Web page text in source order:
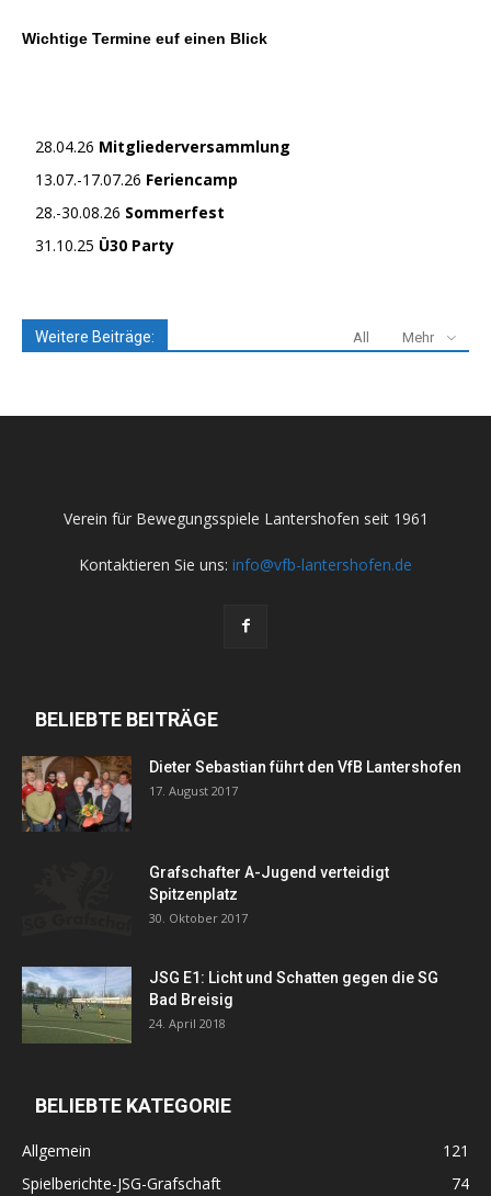
Wichtige Termine euf einen Blick
28.04.26 Mitgliederversammlung
13.07.-17.07.26 Feriencamp
28.-30.08.26 Sommerfest
31.10.25 Ü30 Party
Weitere Beiträge: All Mehr
Verein für Bewegungsspiele Lantershofen seit 1961
Kontaktieren Sie uns: info@vfb-lantershofen.de
BELIEBTE BEITRÄGE
Dieter Sebastian führt den VfB Lantershofen
17. August 2017
Grafschafter A-Jugend verteidigt
Spitzenplatz
30. Oktober 2017
JSG E1: Licht und Schatten gegen die SG
Bad Breisig
24. April 2018
BELIEBTE KATEGORIE
Allgemein
121
Spielberichte-JSG-Grafschaft
74